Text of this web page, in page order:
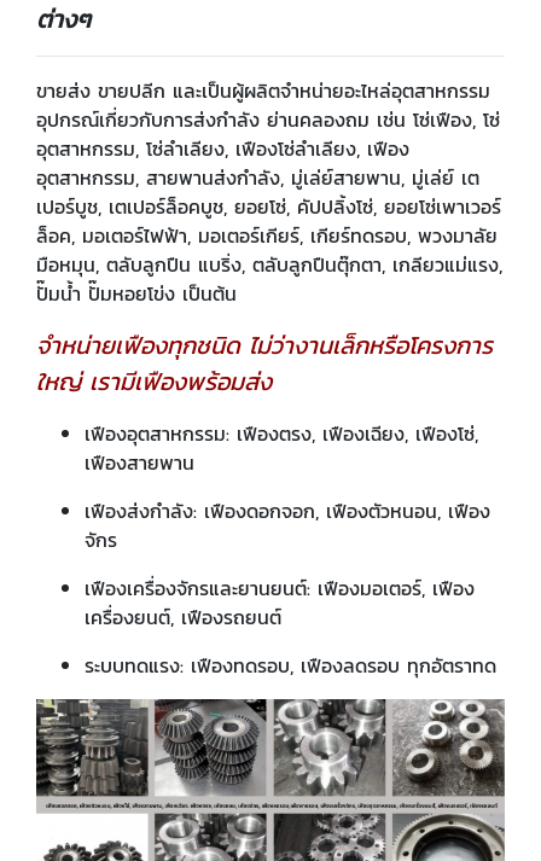
ต่างๆ
ขายส่ง ขายปลีก และเป็นผู้ผลิตจำหน่ายอะไหล่อุตสาหกรรม
อุปกรณ์เกี่ยวกับการส่งกำลัง ย่านคลองถม เช่น โซ่เฟือง, โซ่
อุตสาหกรรม, โซ่ลำเลียง, เฟืองโซ่ลำเลียง, เฟือง
อุตสาหกรรม, สายพานส่งกำลัง, มู่เล่ย์สายพาน, มู่เล่ย์ เต
เปอร์บูช, เตเปอร์ล็อคบูช, ยอยโซ่, คัปปลิ้งโซ่, ยอยโซ่เพาเวอร์
ล็อค, มอเตอร์ไฟฟ้า, มอเตอร์เกียร์, เกียร์ทดรอบ, พวงมาลัย
มือหมุน, ตลับลูกปืน แบริ่ง, ตลับลูกปืนตุ๊กตา, เกลียวแม่แรง,
ปั๊มน้ำ ปั๊มหอยโข่ง เป็นต้น
จำหน่ายเฟืองทุกชนิด ไม่ว่างานเล็กหรือโครงการ
ใหญ่ เรามีเฟืองพร้อมส่ง
เฟืองอุตสาหกรรม: เฟืองตรง, เฟืองเฉียง, เฟืองโซ่,
เฟืองสายพาน
เฟืองส่งกำลัง: เฟืองดอกจอก, เฟืองตัวหนอน, เฟือง
จักร
เฟืองเครื่องจักรและยานยนต์: เฟืองมอเตอร์, เฟือง
เครื่องยนต์, เฟืองรถยนต์
ระบบทดแรง: เฟืองทดรอบ, เฟืองลดรอบ ทุกอัตราทด